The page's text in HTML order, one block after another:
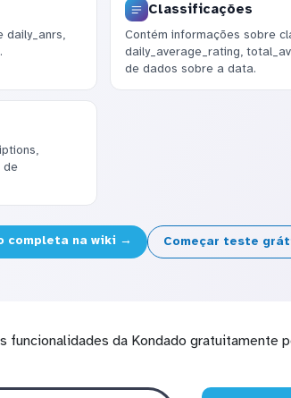
daily_anrs,
Classificações
Contém informações sobre
daily_average_rating,
de dados sobre a data.
de
completa na wiki → Começar teste
funcionalidades da Kondado gratuitamente